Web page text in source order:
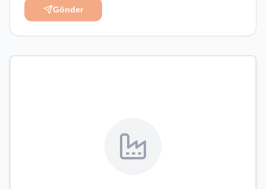
Gönder